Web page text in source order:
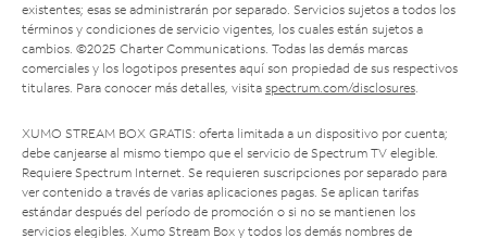
existentes; esas se administrarán por separado. Servicios sujetos a todos los
términos y condiciones de servicio vigentes, los cuales están sujetos a
cambios. ©2025 Charter Communications. Todas las demás marcas
comerciales y los logotipos presentes aquí son propiedad de sus respectivos
titulares. Para conocer más detalles, visita spectrum.com/disclosures.
XUMO STREAM BOX GRATIS: oferta limitada a un dispositivo por cuenta;
debe canjearse al mismo tiempo que el servicio de Spectrum TV elegible.
Requiere Spectrum Internet. Se requieren suscripciones por separado para
ver contenido a través de varias aplicaciones pagas. Se aplican tarifas
estándar después del período de promoción o si no se mantienen los
servicios elegibles. Xumo Stream Box y todos los demás nombres de